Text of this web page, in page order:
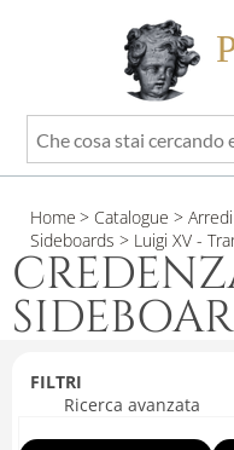
Che
cosa
cercando
esattamente
?
Home > Catalogue > Arredi
Sideboards > Luigi XV -
FILTRI
Ricerca avanzata